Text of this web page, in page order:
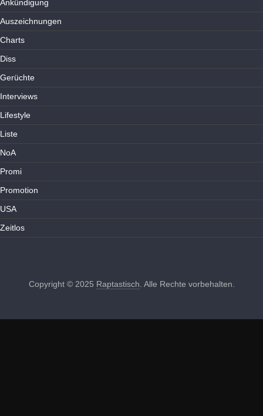
Ankündigung
Auszeichnungen
Charts
Diss
Gerüchte
Interviews
Lifestyle
Liste
NoA
Promi
Promotion
USA
Zeitlos
Copyright © 2025 Raptastisch . Alle Rechte vorbehalten.